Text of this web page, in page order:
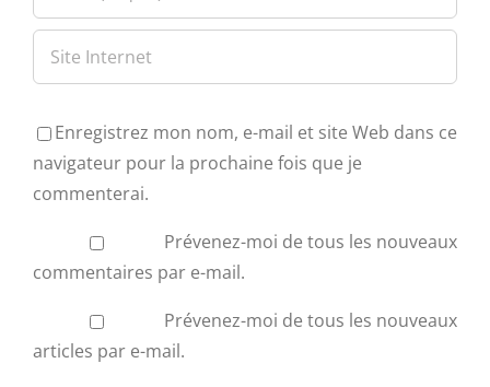
Enregistrez mon nom, e-mail et site Web dans ce
navigateur pour la prochaine fois que je
commenterai.
Prévenez-moi de tous les nouveaux
commentaires par e-mail.
Prévenez-moi de tous les nouveaux
articles par e-mail.